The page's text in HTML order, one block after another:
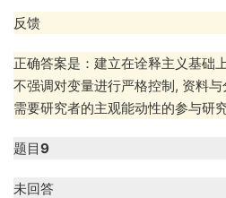
反馈
正确答案是：建立在诠释主义基础
不强调对变量进行严格控制, 资料
需要研究者的主观能动性的参与研
题目9
未回答